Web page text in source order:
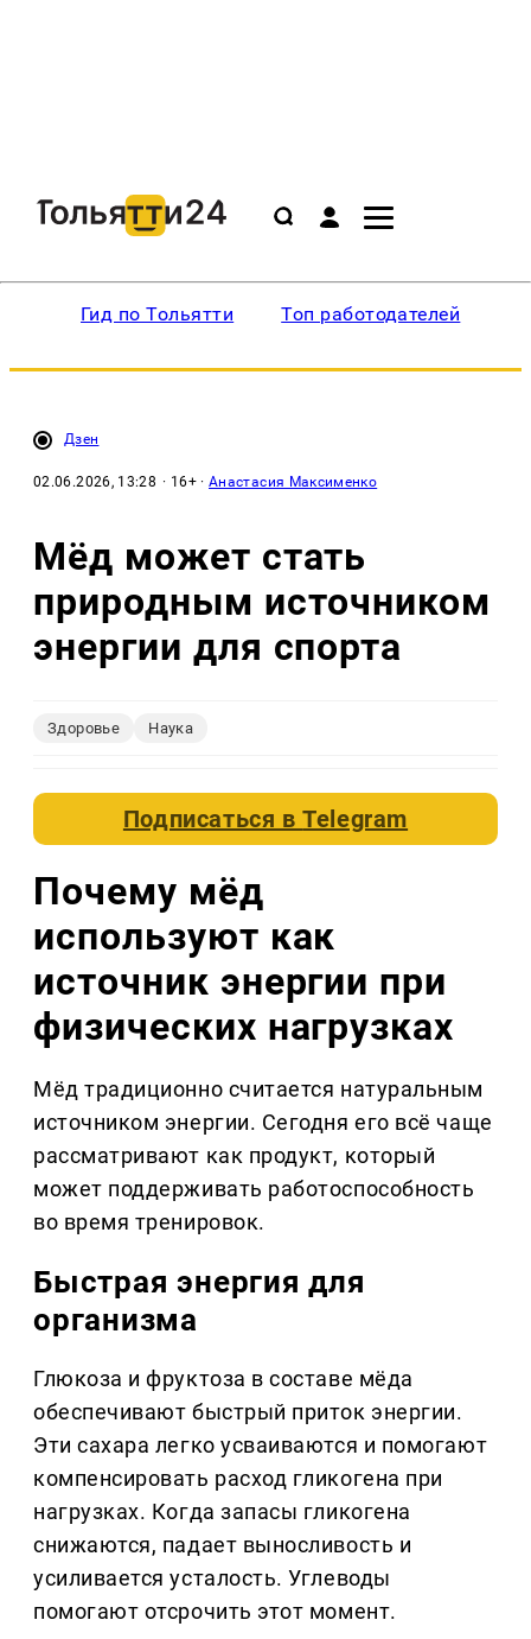
Гид по Тольятти Топ работодателей
Дзен
02.06.2026, 13:28 · 16+ ·Анастасия Максименко
Мёд может стать
природным источником
энергии для спорта
Здоровье Наука
Подписаться вTelegram
Почему мёд
используют как
источник энергии при
физических нагрузках
Мёд традиционно считается натуральным
источником энергии. Сегодня его всё чаще
рассматривают как продукт, который
может поддерживать работоспособность
во время тренировок.
Быстрая энергия для
организма
Глюкоза и фруктоза в составе мёда
обеспечивают быстрый приток энергии.
Эти сахара легко усваиваются и помогают
компенсировать расход гликогена при
нагрузках. Когда запасы гликогена
снижаются, падает выносливость и
усиливается усталость. Углеводы
помогают отсрочить этот момент.